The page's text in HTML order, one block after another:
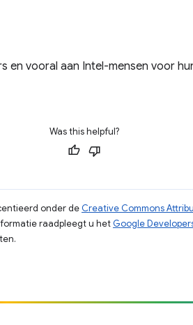
en vooral aan Intel-mensen voor
Was this helpful?
onder de Creative Commons
raadpleegt u het Google